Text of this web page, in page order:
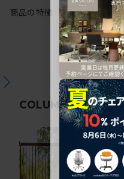
商品の特徴
COLUMN関連コラム